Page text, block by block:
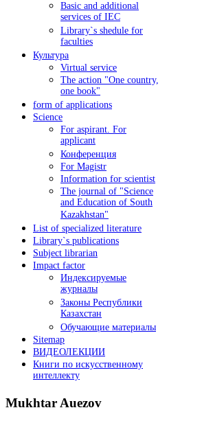
Basic and additional
services of IEC
Library`s shedule for
faculties
Культура
Virtual service
The action "One country,
one book"
form of applications
Science
For aspirant. For
applicant
Конференция
For Magistr
Information for sсientist
The journal of "Science
and Education of South
Kazakhstan"
List of specialized literature
Library`s publications
Subject librarian
Impact factor
Индексируемые
журналы
Законы Республики
Казахстан
Обучающие материалы
Sitemap
ВИДЕОЛЕКЦИИ
Книги по искусственному
интеллекту
Mukhtar Auezov